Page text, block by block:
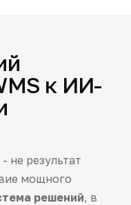
к ИИ-
не результат
мощного
решений, в